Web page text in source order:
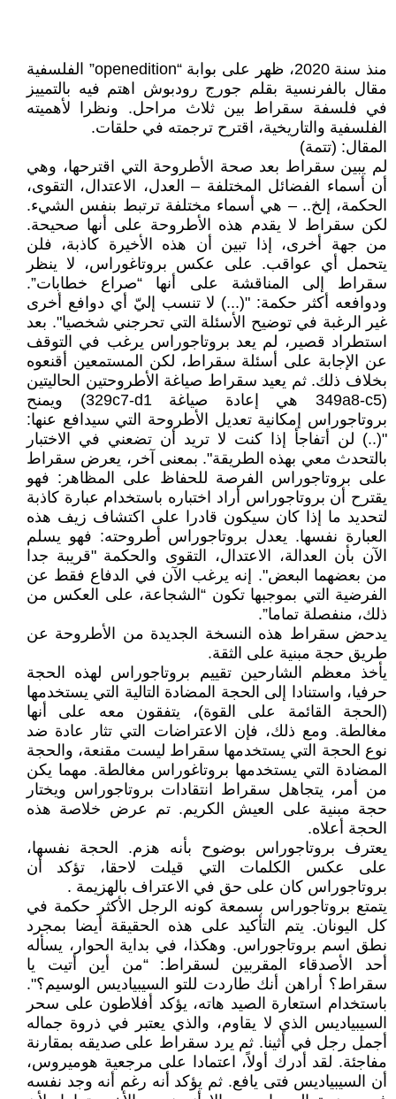
منذ سنة 2020، ظهر على بوابة “openedition” الفلسفية
مقال بالفرنسية بقلم جورج رودبوش اهتم فيه بالتمييز
في فلسفة سقراط بين ثلاث مراحل. ونظرا لأهميته
الفلسفية والتاريخية، اقترح ترجمته في حلقات.
المقال: (تتمة)
لم يبين سقراط بعد صحة الأطروحة التي اقترحها، وهي
أن أسماء الفضائل المختلفة – العدل، الاعتدال، التقوى،
الحكمة، إلخ.. – هي أسماء مختلفة ترتبط بنفس الشيء.
لكن سقراط لا يقدم هذه الأطروحة على أنها صحيحة.
من جهة أخرى، إذا تبين أن هذه الأخيرة كاذبة، فلن
يتحمل أي عواقب. على عكس بروتاغوراس، لا ينظر
سقراط إلى المناقشة على أنها “صراع خطابات”.
ودوافعه أكثر حكمة: "(...) لا تنسب إليّ أي دوافع أخرى
غير الرغبة في توضيح الأسئلة التي تحرجني شخصيا". بعد
استطراد قصير، لم يعد بروتاجوراس يرغب في التوقف
عن الإجابة على أسئلة سقراط، لكن المستمعين أقنعوه
بخلاف ذلك. ثم يعيد سقراط صياغة الأطروحتين الحاليتين
(349a8-c5 هي إعادة صياغة 329c7-d1) ويمنح
بروتاجوراس إمكانية تعديل الأطروحة التي سيدافع عنها:
"(..) لن أتفاجأ إذا كنت لا تريد أن تضعني في الاختبار
بالتحدث معي بهذه الطريقة". بمعنى آخر، يعرض سقراط
على بروتاجوراس الفرصة للحفاظ على المظاهر: فهو
يقترح أن بروتاجوراس أراد اختباره باستخدام عبارة كاذبة
لتحديد ما إذا كان سيكون قادرا على اكتشاف زيف هذه
العبارة نفسها. يعدل بروتاجوراس أطروحته: فهو يسلم
الآن بأن العدالة، الاعتدال، التقوى والحكمة "قريبة جدا
من بعضهما البعض". إنه يرغب الآن في الدفاع فقط عن
الفرضية التي بموجبها تكون “الشجاعة، على العكس من
ذلك، منفصلة تماما”.
يدحض سقراط هذه النسخة الجديدة من الأطروحة عن
طريق حجة مبنية على الثقة.
يأخذ معظم الشارحين تقييم بروتاجوراس لهذه الحجة
حرفيا، واستنادا إلى الحجة المضادة التالية التي يستخدمها
(الحجة القائمة على القوة)، يتفقون معه على أنها
مغالطة. ومع ذلك، فإن الاعتراضات التي تثار عادة ضد
نوع الحجة التي يستخدمها سقراط ليست مقنعة، والحجة
المضادة التي يستخدمها بروتاغوراس مغالطة. مهما يكن
من أمر، يتجاهل سقراط انتقادات بروتاجوراس ويختار
حجة مبنية على العيش الكريم. تم عرض خلاصة هذه
الحجة أعلاه.
يعترف بروتاجوراس بوضوح بأنه هزم. الحجة نفسها،
على عكس الكلمات التي قيلت لاحقا، تؤكد أن
بروتاجوراس كان على حق في الاعتراف بالهزيمة .
يتمتع بروتاجوراس بسمعة كونه الرجل الأكثر حكمة في
كل اليونان. يتم التأكيد على هذه الحقيقة أيضا بمجرد
نطق اسم بروتاجوراس. وهكذا، في بداية الحوار، يسأله
أحد الأصدقاء المقربين لسقراط: “من أين أتيت يا
سقراط؟ أراهن أنك طاردت للتو السيبياديس الوسيم؟".
باستخدام استعارة الصيد هاته، يؤكد أفلاطون على سحر
السيبياديس الذي لا يقاوم، والذي يعتبر في ذروة جماله
أجمل رجل في أثينا. ثم يرد سقراط على صديقه بمقارنة
مفاجئة. لقد أدرك أولاً، اعتمادا على مرجعية هوميروس،
أن السيبياديس فتى يافع. ثم يؤكد أنه رغم أنه وجد نفسه